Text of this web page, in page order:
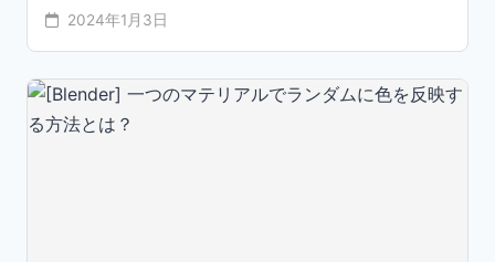
2024年1月3日